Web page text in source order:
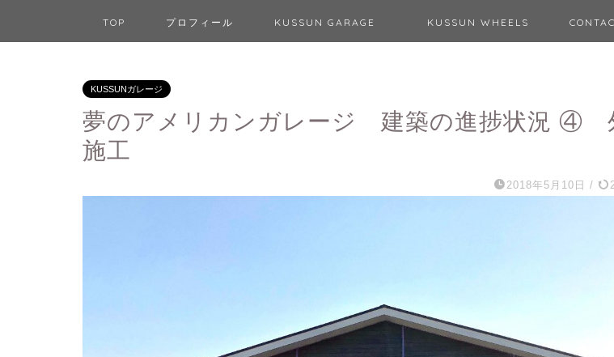
TOP プロフィール KUSSUN GARAGE KUSSUN WHEELS
KUSSUNガレージ
夢のアメリカンガレージ 建築の進捗状況 ④
施工
2018年5月10日 /